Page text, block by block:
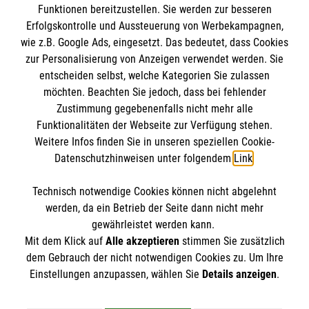
Kursdauer:
9 Unterrichtseinheiten à 45 Minuten
Jetzt Kurs buchen: Erste-Hilfe in
Bildungseinrichtungen
Impressum
Datenschutz
Barrierefreiheit
Kontakt
Presse
Die Malteser
Malteser in Deutschland
Malteserorden
Sharepoint
Spendenkonto
Bank: Pax-Bank
IBAN: DE60370601201201206290
BIC: GENODED1PA7
So finden Sie uns
Bahnhofplatz 18
85072 Eichstätt
Der Malteser Hilfsdienst e.V. ist als eingetragene
Funktionen bereitzustellen. Sie werden zur besseren
Erfolgskontrolle und Aussteuerung von Werbekampagnen,
wie z.B. Google Ads, eingesetzt. Das bedeutet, dass Cookies
zur Personalisierung von Anzeigen verwendet werden. Sie
entscheiden selbst, welche Kategorien Sie zulassen
möchten. Beachten Sie jedoch, dass bei fehlender
Zustimmung gegebenenfalls nicht mehr alle
Funktionalitäten der Webseite zur Verfügung stehen.
Weitere Infos finden Sie in unseren speziellen Cookie-
Datenschutzhinweisen unter folgendem Link.
Technisch notwendige Cookies können nicht abgelehnt
werden, da ein Betrieb der Seite dann nicht mehr
gewährleistet werden kann.
Mit dem Klick auf Alle akzeptierenstimmen Sie zusätzlich
dem Gebrauch der nicht notwendigen Cookies zu. Um Ihre
Einstellungen anzupassen, wählen Sie Details anzeigen.